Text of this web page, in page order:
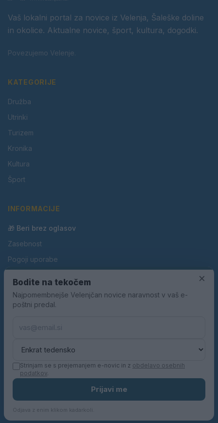
Vaš lokalni portal za novice iz Velenja, Šaleške doline
in okolice. Aktualne novice, šport, kultura, dogodki.
Povezujemo Velenje.
KATEGORIJE
Družba
Utrinki
Turizem
Kronika
Kultura
Šport
INFORMACIJE
🎁 Beri brez oglasov
Zasebnost
Pogoji uporabe
Oglaševanje
Kontakt
KN MEDIA d.o.o.
×
Bodite na tekočem
Najpomembnejše Velenjčan novice naravnost v vaš e-
poštni predal.
Strinjam se s prejemanjem e-novic in z obdelavo osebnih
podatkov.
Prijavi me
Odjava z enim klikom kadarkoli.